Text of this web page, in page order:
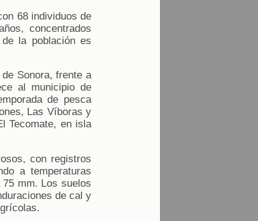
68 individuos de
concentrados
la población es
Sonora, frente a
al municipio de
de pesca
Las Víboras y
Tecomate, en isla
con registros
a temperaturas
mm. Los suelos
de cal y